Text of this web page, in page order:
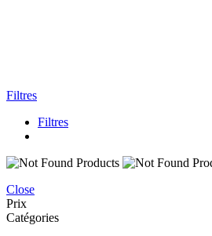
Filtres
Filtres
Close
Prix
Catégories